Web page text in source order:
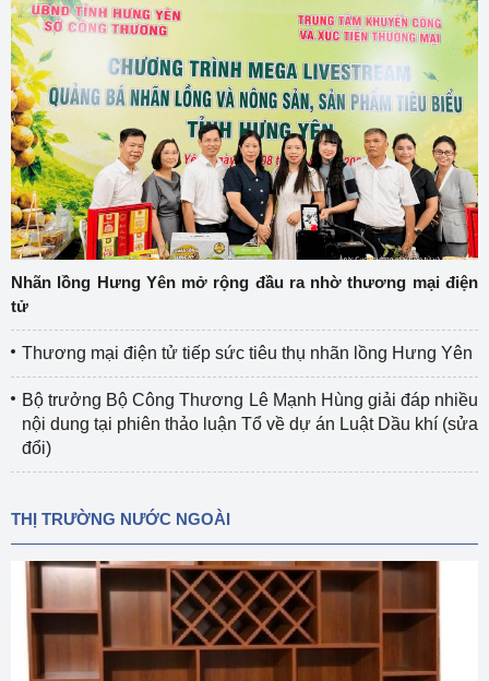
Nhãn lồng Hưng Yên mở rộng đầu ra nhờ thương mại điện
tử
Thương mại điện tử tiếp sức tiêu thụ nhãn lồng Hưng Yên
Bộ trưởng Bộ Công Thương Lê Mạnh Hùng giải đáp nhiều
nội dung tại phiên thảo luận Tổ về dự án Luật Dầu khí (sửa
đổi)
THỊ TRƯỜNG NƯỚC NGOÀI